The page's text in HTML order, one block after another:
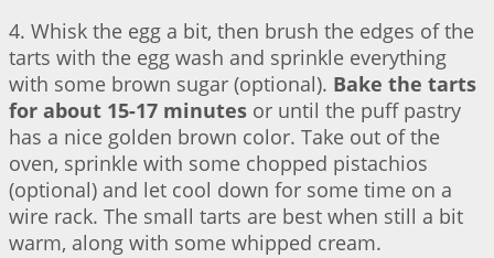
4. Whisk the egg a bit, then brush the edges of the
tarts with the egg wash and sprinkle everything
with some brown sugar (optional). Bake the tarts
for about 15-17 minutes or until the puff pastry
has a nice golden brown color. Take out of the
oven, sprinkle with some chopped pistachios
(optional) and let cool down for some time on a
wire rack. The small tarts are best when still a bit
warm, along with some whipped cream.